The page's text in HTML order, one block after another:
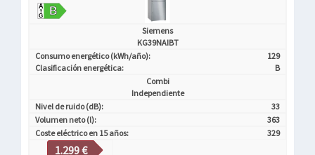
Siemens
KG39NAIBT
Consumo energético (kWh/año):
129
Clasificación energética:
B
Combi
Independiente
Nivel de ruido (dB):
33
Volumen neto (l):
363
Coste eléctrico en 15 años:
329
1.299 €